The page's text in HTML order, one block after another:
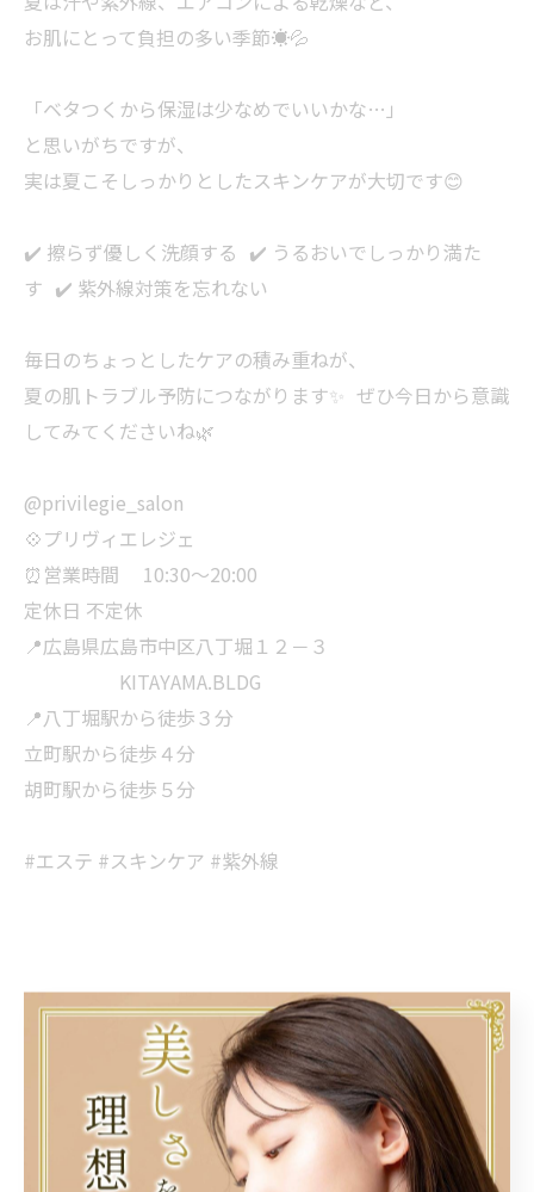
お肌にとって負担の多い季節☀️💦
「ベタつくから保湿は少なめでいいかな…」
と思いがちですが、
実は夏こそしっかりとしたスキンケアが大切です😊
✔️ 擦らず優しく洗顔する ✔️ うるおいでしっかり満た
す ✔️ 紫外線対策を忘れない
毎日のちょっとしたケアの積み重ねが、
夏の肌トラブル予防につながります✨ ぜひ今日から意識
してみてくださいね🌿
@privilegie_salon
💠プリヴィエレジェ
⏰営業時間 10:30～20:00
定休日 不定休
📍広島県広島市中区八丁堀１２－３
KITAYAMA.BLDG
📍八丁堀駅から徒歩３分
立町駅から徒歩４分
胡町駅から徒歩５分
#エステ #スキンケア #紫外線
一覧に戻る 次のページ >